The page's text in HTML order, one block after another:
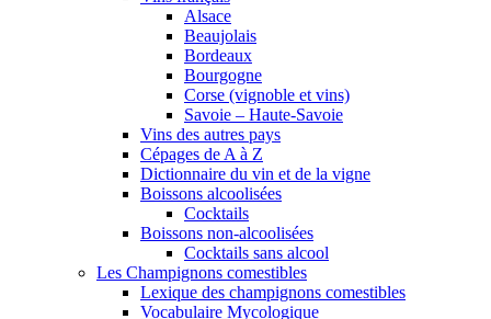
Alsace
Beaujolais
Bordeaux
Bourgogne
Corse (vignoble et vins)
Savoie – Haute-Savoie
Vins des autres pays
Cépages de A à Z
Dictionnaire du vin et de la vigne
Boissons alcoolisées
Cocktails
Boissons non-alcoolisées
Cocktails sans alcool
Les Champignons comestibles
Lexique des champignons comestibles
Vocabulaire Mycologique